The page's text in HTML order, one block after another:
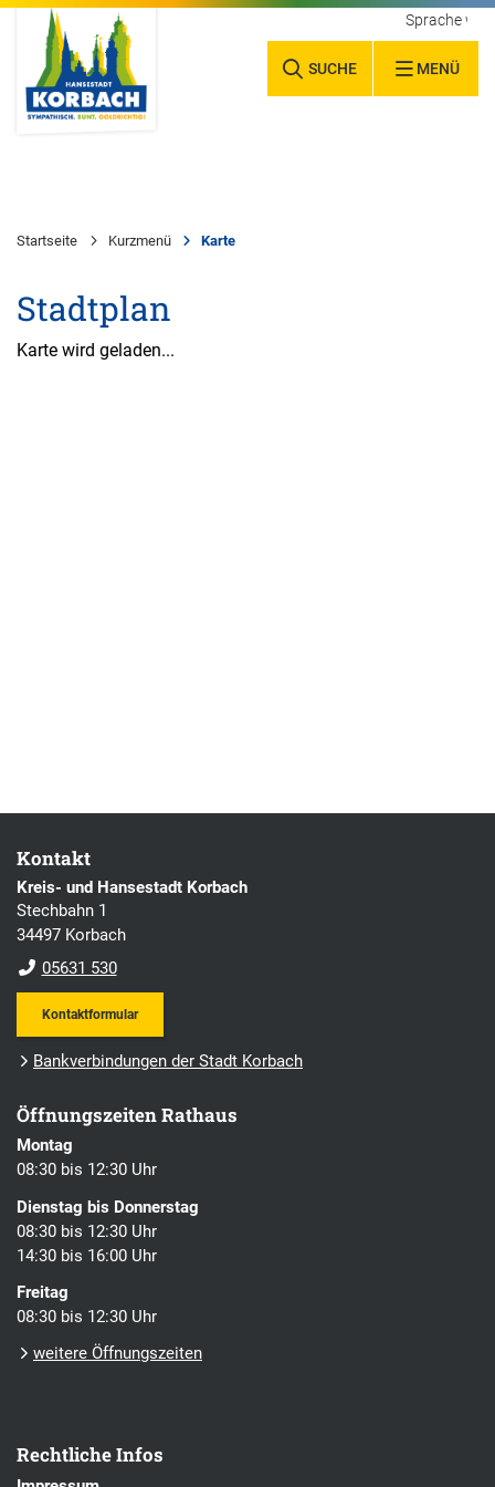
SUCHE MENÜ
Sprache
Startseite Kurzmenü Karte
Stadtplan
Karte wird geladen...
Kontakt
Kreis- und Hansestadt Korbach
Stechbahn 1
34497 Korbach
05631 530
Kontaktformular
Bankverbindungen der Stadt Korbach
Öffnungszeiten Rathaus
Montag
08:30 bis 12:30 Uhr
Dienstag bis Donnerstag
08:30 bis 12:30 Uhr
14:30 bis 16:00 Uhr
Freitag
08:30 bis 12:30 Uhr
weitere Öffnungszeiten
Rechtliche Infos